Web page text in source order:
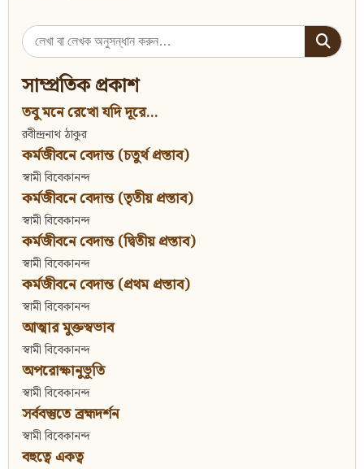
Search
for:
সাম্প্রতিক প্রকাশ
তবু মনে রেখো যদি দূরে...
রবীন্দ্রনাথ ঠাকুর
কর্মজীবনে বেদান্ত (চতুর্থ প্রস্তাব)
স্বামী বিবেকানন্দ
কর্মজীবনে বেদান্ত (তৃতীয় প্রস্তাব)
স্বামী বিবেকানন্দ
কর্মজীবনে বেদান্ত (দ্বিতীয় প্রস্তাব)
স্বামী বিবেকানন্দ
কর্মজীবনে বেদান্ত (প্রথম প্রস্তাব)
স্বামী বিবেকানন্দ
আত্মার মুক্তস্বভাব
স্বামী বিবেকানন্দ
অপরোক্ষানুভূতি
স্বামী বিবেকানন্দ
সর্ববস্তুতে ব্রহ্মদর্শন
স্বামী বিবেকানন্দ
বহুত্বে একত্ব